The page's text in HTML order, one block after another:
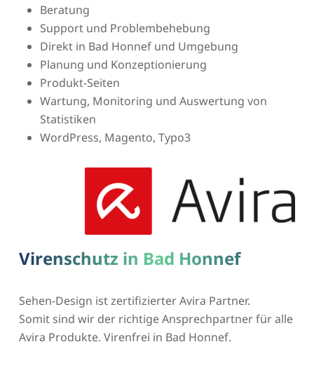
Beratung
Support und Problembehebung
Direkt in Bad Honnef und Umgebung
Planung und Konzeptionierung
Produkt-Seiten
Wartung, Monitoring und Auswertung von
Statistiken
WordPress, Magento, Typo3
Virenschutz in Bad Honnef
Sehen-Design ist zertifizierter Avira Partner.
Somit sind wir der richtige Ansprechpartner für alle
Avira Produkte. Virenfrei in Bad Honnef.